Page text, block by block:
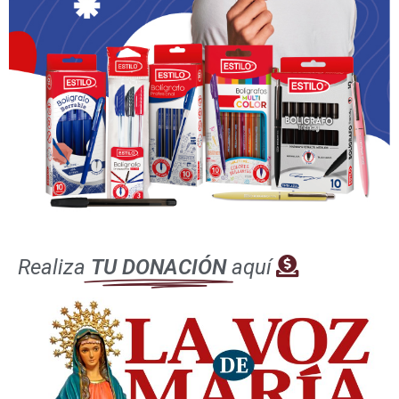
Monseñor Guido Iván Minda Chalá nació el 20 de
febrero de 1960 en San Bartolomé de Apula, en la
Diócesis de Ibarra. Estudió Filosofía en el Seminario
Mayor Nuestra Señora de la Esperanza de Ibarra y
Teología en la Universidad de Navarra, como antiguo
Bidasoa de Pamplona (1995-1998). Se licenció en
Filosofía en Pamplona (2004). Fue ordenado
sacerdote el 27 de junio de 1998 y se incardinó en la
Diócesis de Ibarra, donde ocupó los siguientes
cargos: Vicario Parroquial del Santísimo
Sacramento en Alpachaca (1998-1999);
Realiza TU DONACIÓN aquí